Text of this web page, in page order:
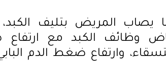
يصاب المريض بتليف
وظائف الكبد مع
وارتفاع ضغط الدم